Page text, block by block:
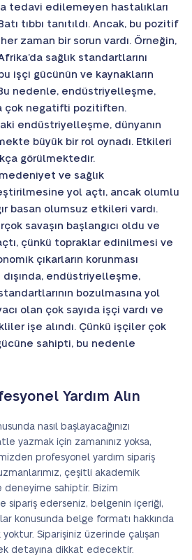
tedavi edilemeyen hastalıkları
tıbbı tanıtıldı. Ancak, bu pozitif
zaman bir sorun vardı. Örneğin,
sağlık standartlarını
işçi gücünün ve kaynakların
nedenle, endüstriyelleşme,
çok negatifti pozitiften.
endüstriyelleşme, dünyanın
büyük bir rol oynadı. Etkileri
görülmektedir.
ve sağlık
yol açtı, ancak olumlu
basan olumsuz etkileri vardı.
savaşın başlangıcı oldu ve
çünkü topraklar edinilmesi ve
çıkarların korunması
dışında, endüstriyelleşme,
bozulmasına yol
olan çok sayıda işçi vardı ve
işe alındı. Çünkü işçiler çok
sahipti, bu nedenle
Yardım Alın
nasıl başlayacağınızı
yazmak için zamanınız yoksa,
profesyonel yardım sipariş
çeşitli akademik
deneyime sahiptir. Bizim
sipariş ederseniz, belgenin içeriği,
konusunda belge formatı hakkında
Siparişiniz üzerinde çalışan
detayına dikkat edecektir.